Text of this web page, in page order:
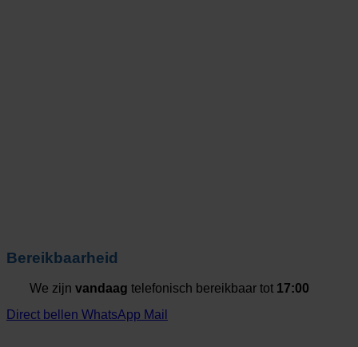
Bereikbaarheid
We zijn vandaag telefonisch bereikbaar tot 17:00
Direct bellen WhatsApp Mail